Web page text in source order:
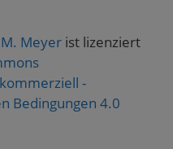
Meyer ist lizenziert
-
Bedingungen 4.0